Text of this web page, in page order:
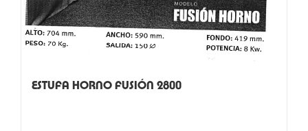
ESTUFA HORNO FUSIÓN 2800